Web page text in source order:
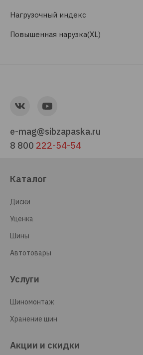
Нагрузочный индекс
Повышенная нарузка(XL)
e-mag@sibzapaska.ru
8 800 222-54-54
Каталог
Диски
Уценка
Шины
Автотовары
Услуги
Шиномонтаж
Хранение шин
Акции и скидки